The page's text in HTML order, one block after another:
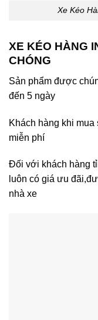
Xe Kéo
XE KÉO HÀNG
CHÓNG
Sản phẩm được
đến 5 ngày
Khách hàng khi
miễn phí
Đối với khách hàng
luôn có giá ưu
nhà xe